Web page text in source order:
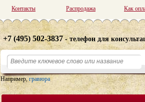
Как
Распродажа
Контакты
+7 (495) 502-3837- телефон для
Например, гравюра